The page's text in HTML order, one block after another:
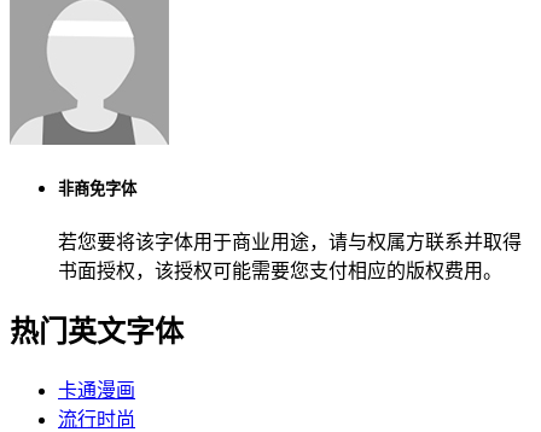
非商免字体
若您要将该字体用于商业用途，请与权属方联系并取得
书面授权，该授权可能需要您支付相应的版权费用。
热门英文字体
卡通漫画
流行时尚